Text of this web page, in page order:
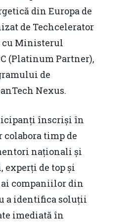
din Europa de
de Techcelerator
cu Ministerul
(Platinum Partner),
de
Nexus.
înscriși în
timp de
naționali și
de top și
companiilor din
a identifica soluții
imediată în